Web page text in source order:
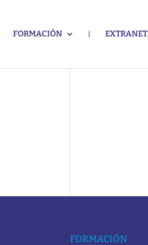
FORMACIÓN EXTRANET
FORMACIÓN